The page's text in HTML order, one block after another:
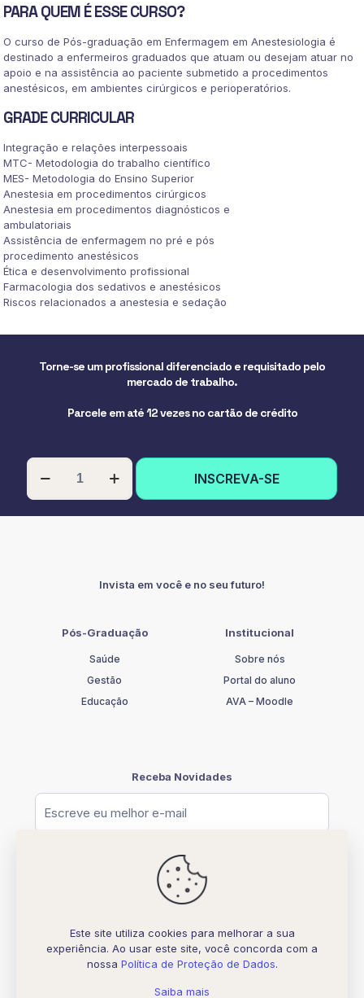
PARA QUEM É ESSE CURSO?
O curso de Pós-graduação em Enfermagem em Anestesiologia é
destinado a enfermeiros graduados que atuam ou desejam atuar no
apoio e na assistência ao paciente submetido a procedimentos
anestésicos, em ambientes cirúrgicos e perioperatórios.
GRADE CURRICULAR
Integração e relações interpessoais
MTC- Metodologia do trabalho científico
MES- Metodologia do Ensino Superior
Anestesia em procedimentos cirúrgicos
Anestesia em procedimentos diagnósticos e
ambulatoriais
Assistência de enfermagem no pré e pós
procedimento anestésicos
Ética e desenvolvimento profissional
Farmacologia dos sedativos e anestésicos
Riscos relacionados a anestesia e sedação
Torne-se um profissional diferenciado e requisitado pelo
mercado de trabalho.
Parcele em até 12 vezes no cartão de crédito
PÓS-
GRADUAÇÃO
EM
INSCREVA-SE
Invista em você e no seu futuro!
Pós-Graduação
Saúde
Gestão
Educação
Institucional
Sobre nós
Portal do aluno
AVA – Moodle
Receba Novidades
© [2026] UNIFATELOS - CNPJ 37.117.877.0001-77
Todos os direitos Reservados
Este site utiliza cookies para melhorar a sua
experiência. Ao usar este site, você concorda com a
nossa Política de Proteção de Dados.
Saiba mais